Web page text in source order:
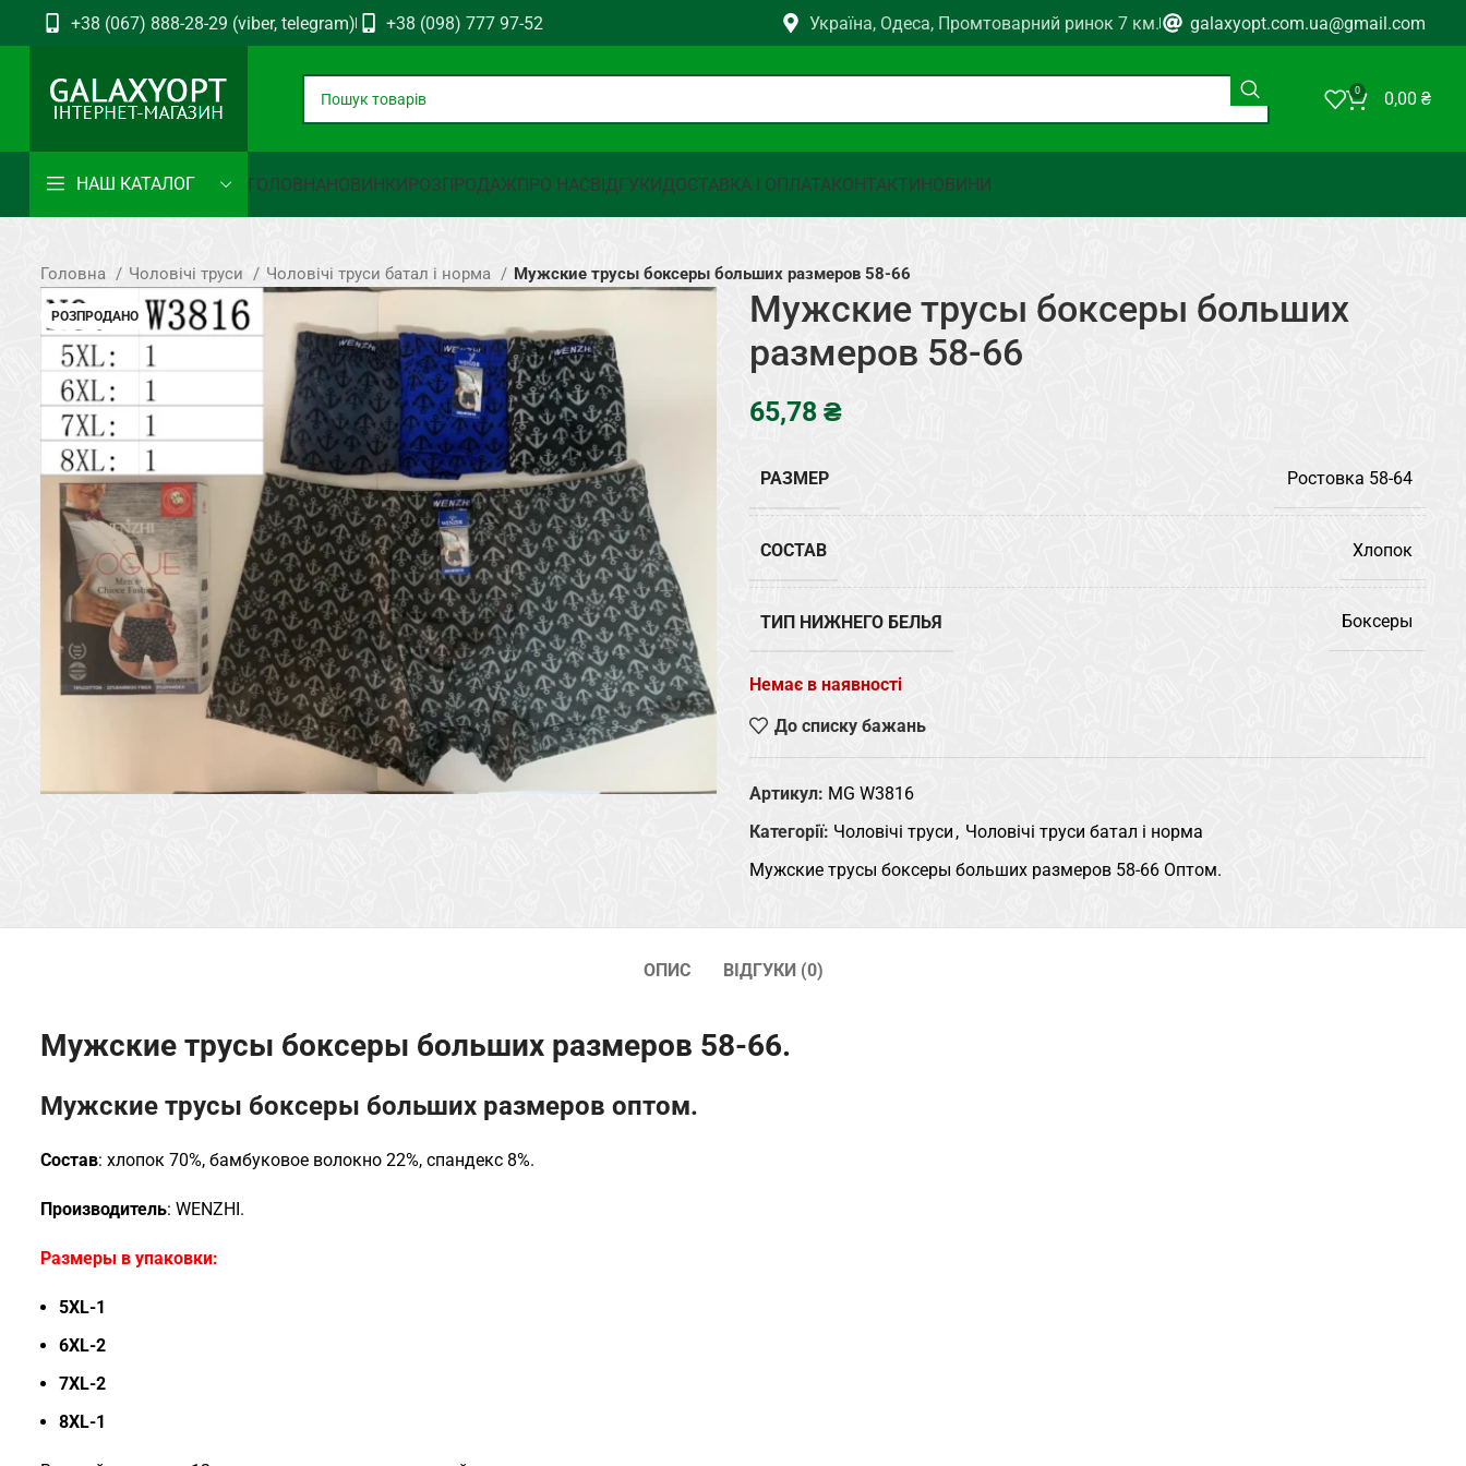
+38 (067) 888-28-29 (viber, telegram) +38 (098) 777 97-52 Україна, Одеса, Промтоварний ринок 7 км. galaxyopt.com.ua@gmail.com
0 0,00 ₴
НАШ КАТАЛОГ ГОЛОВНАНОВИНКИРОЗПРОДАЖПРО НАСВІДГУКИДОСТАВКА І ОПЛАТАКОНТАКТИНОВИНИ
Головна Чоловічі труси Чоловічі труси батал і норма Мужские трусы боксеры больших размеров 58-66
РОЗПРОДАНО
Мужские трусы боксеры больших
размеров 58-66
₴
РАЗМЕР Ростовка 58-64
СОСТАВ Хлопок
ТИП НИЖНЕГО БЕЛЬЯ Боксеры
Немає в наявності
До списку бажань
Артикул: MG W3816
Категорії: Чоловічі труси , Чоловічі труси батал і норма
Мужские трусы боксеры больших размеров 58-66 Оптом.
ОПИС ВІДГУКИ (0)
Мужские трусы боксеры больших размеров 58-66.
Мужские трусы боксеры больших размеров оптом.
Состав: хлопок 70%, бамбуковое волокно 22%, спандекс 8%.
Производитель: WENZHI.
Размеры в упаковки:
5XL-1
6XL-2
7XL-2
8XL-1